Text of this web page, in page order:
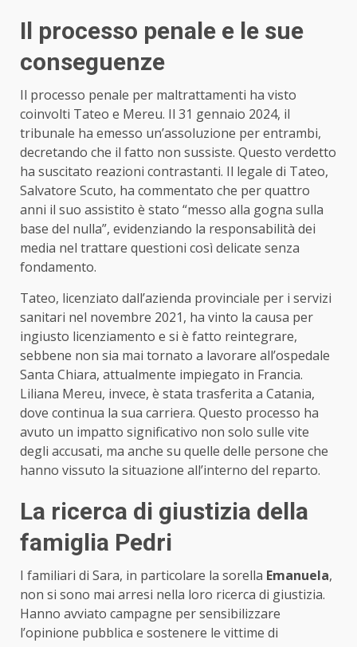
Il processo penale e le sue
conseguenze
Il processo penale per maltrattamenti ha visto
coinvolti Tateo e Mereu. Il 31 gennaio 2024, il
tribunale ha emesso un’assoluzione per entrambi,
decretando che il fatto non sussiste. Questo verdetto
ha suscitato reazioni contrastanti. Il legale di Tateo,
Salvatore Scuto, ha commentato che per quattro
anni il suo assistito è stato “messo alla gogna sulla
base del nulla”, evidenziando la responsabilità dei
media nel trattare questioni così delicate senza
fondamento.
Tateo, licenziato dall’azienda provinciale per i servizi
sanitari nel novembre 2021, ha vinto la causa per
ingiusto licenziamento e si è fatto reintegrare,
sebbene non sia mai tornato a lavorare all’ospedale
Santa Chiara, attualmente impiegato in Francia.
Liliana Mereu, invece, è stata trasferita a Catania,
dove continua la sua carriera. Questo processo ha
avuto un impatto significativo non solo sulle vite
degli accusati, ma anche su quelle delle persone che
hanno vissuto la situazione all’interno del reparto.
La ricerca di giustizia della
famiglia Pedri
I familiari di Sara, in particolare la sorella Emanuela,
non si sono mai arresi nella loro ricerca di giustizia.
Hanno avviato campagne per sensibilizzare
l’opinione pubblica e sostenere le vittime di